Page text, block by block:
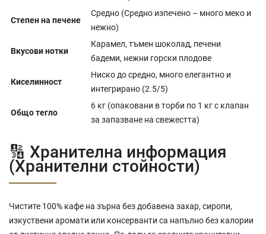
Степен на печене
Средно (Средно изпечено – много меко и
нежно)
Вкусови нотки
Карамел, тъмен шоколад, печени
бадеми, нежни горски плодове
Киселинност
Ниско до средно, много елегантно и
интегрирано (2.5/5)
Общо тегло
6 кг (опаковани в торби по 1 кг с клапан
за запазване на свежестта)
🔢 Хранителна информация
(Хранителни стойности)
Чистите 100% кафе на зърна без добавена захар, сиропи,
изкуствени аромати или консерванти са напълно без калории